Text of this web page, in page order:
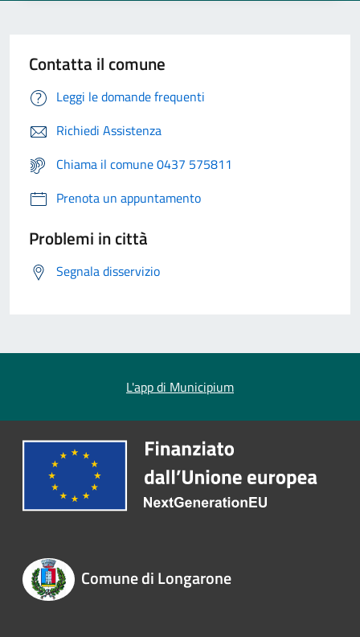
Contatta il comune
Leggi le domande frequenti
Richiedi Assistenza
Chiama il comune 0437 575811
Prenota un appuntamento
Problemi in città
Segnala disservizio
L'app di Municipium
Comune di Longarone